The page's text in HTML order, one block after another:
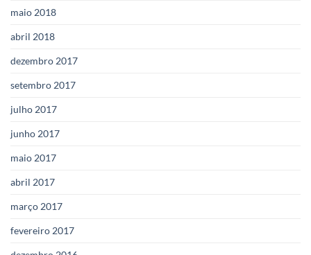
maio 2018
abril 2018
dezembro 2017
setembro 2017
julho 2017
junho 2017
maio 2017
abril 2017
março 2017
fevereiro 2017